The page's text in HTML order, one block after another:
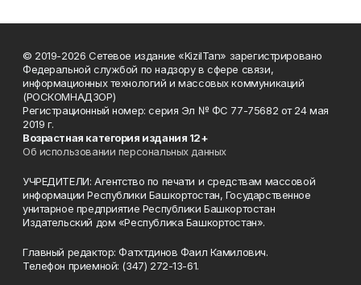
© 2019-2026 Сетевое издание «KizilTan» зарегистрировано
Федеральной службой по надзору в сфере связи,
информационных технологий и массовых коммуникаций
(РОСКОМНАДЗОР)
Регистрационный номер: серия Эл № ФС 77-75682 от 24 мая
2019 г.
Возрастная категория издания 12+
Об использовании персональных данных
УЧРЕДИТЕЛИ: Агентство по печати и средствам массовой
информации Республики Башкортостан, Государственное
унитарное предприятие Республики Башкортостан
Издательский дом «Республика Башкортостан».
Главный редактор: Фатхтдинов Фаил Камилович.
Телефон приемной: (347) 272-13-61.